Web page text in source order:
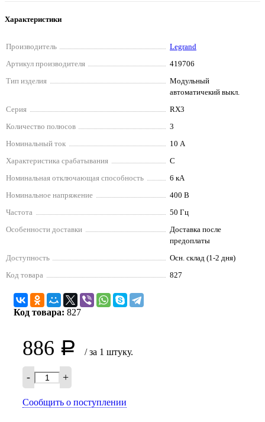
Характеристики
Производитель
Legrand
Артикул производителя
419706
Тип изделия
Модульный
автоматичекий выкл.
Серия
RX3
Количество полюсов
3
Номинальный ток
10 А
Характеристика срабатывания
C
Номинальная отключающая способность
6 кА
Номинальное напряжение
400 В
Частота
50 Гц
Особенности доставки
Доставка после
предоплаты
Доступность
Осн. склад (1-2 дня)
Код товара
827
Код товара: 827
886 Р / за 1 штуку.
- +
Сообщить о поступлении